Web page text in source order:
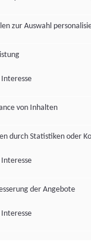
zur Auswahl
von Inhalten
durch Statistiken oder
der Angebote